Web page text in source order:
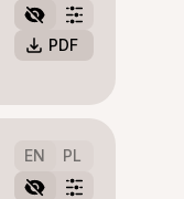
PDF
EN PL